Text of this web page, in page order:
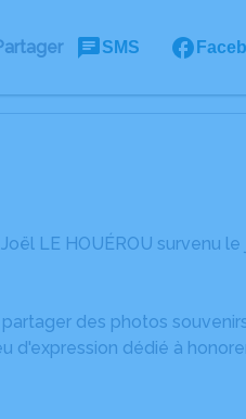
SMS
LE HOUÉROU survenu
des photos
d'expression dédié à